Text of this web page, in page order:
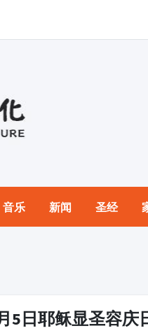
音乐 新闻 圣经
5日耶稣显圣容庆